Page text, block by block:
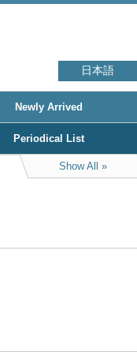
日本語
Newly Arrived
Periodical List
Show All